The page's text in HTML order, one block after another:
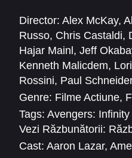
Director: Alex McKay,
Russo, Chris Castaldi,
Hajar Mainl, Jeff
Kenneth Malicdem,
Rossini, Paul Schneider
Genre: Filme Actiune,
Tags: Avengers:
Vezi Răzbunătorii:
Cast: Aaron Lazar,